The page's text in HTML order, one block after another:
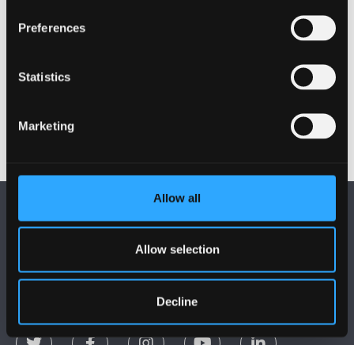
Preferences
Statistics
Marketing
Allow all
Allow selection
Decline
catalog arlein
Dyddiad cyhoeddi: 2 Tachwedd 2015